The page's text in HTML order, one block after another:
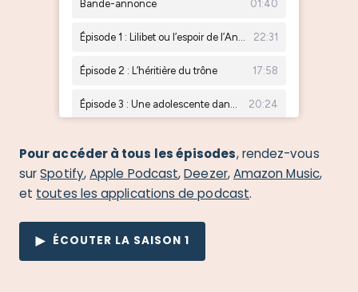
Pour accéder à tous les épisodes, rendez-vous
surSpotify,Apple Podcast,Deezer,Amazon Music,
ettoutes les applications de podcast.
ÉCOUTER LA SAISON 1